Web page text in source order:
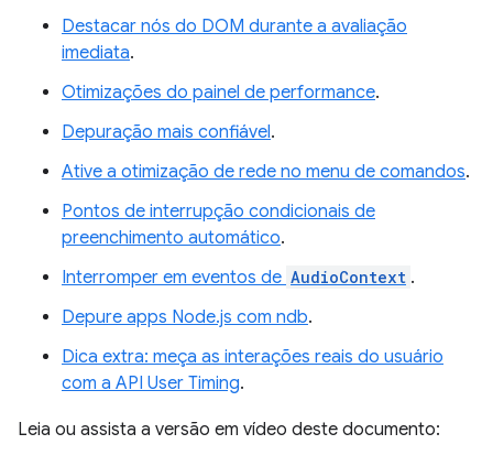
Destacar nós do DOM durante a avaliação
imediata.
Otimizações do painel de performance.
Depuração mais confiável.
Ative a otimização de rede no menu de comandos.
Pontos de interrupção condicionais de
preenchimento automático.
Interromper em eventos de AudioContext .
Depure apps Node.js com ndb.
Dica extra: meça as interações reais do usuário
com a API User Timing.
Leia ou assista a versão em vídeo deste documento: